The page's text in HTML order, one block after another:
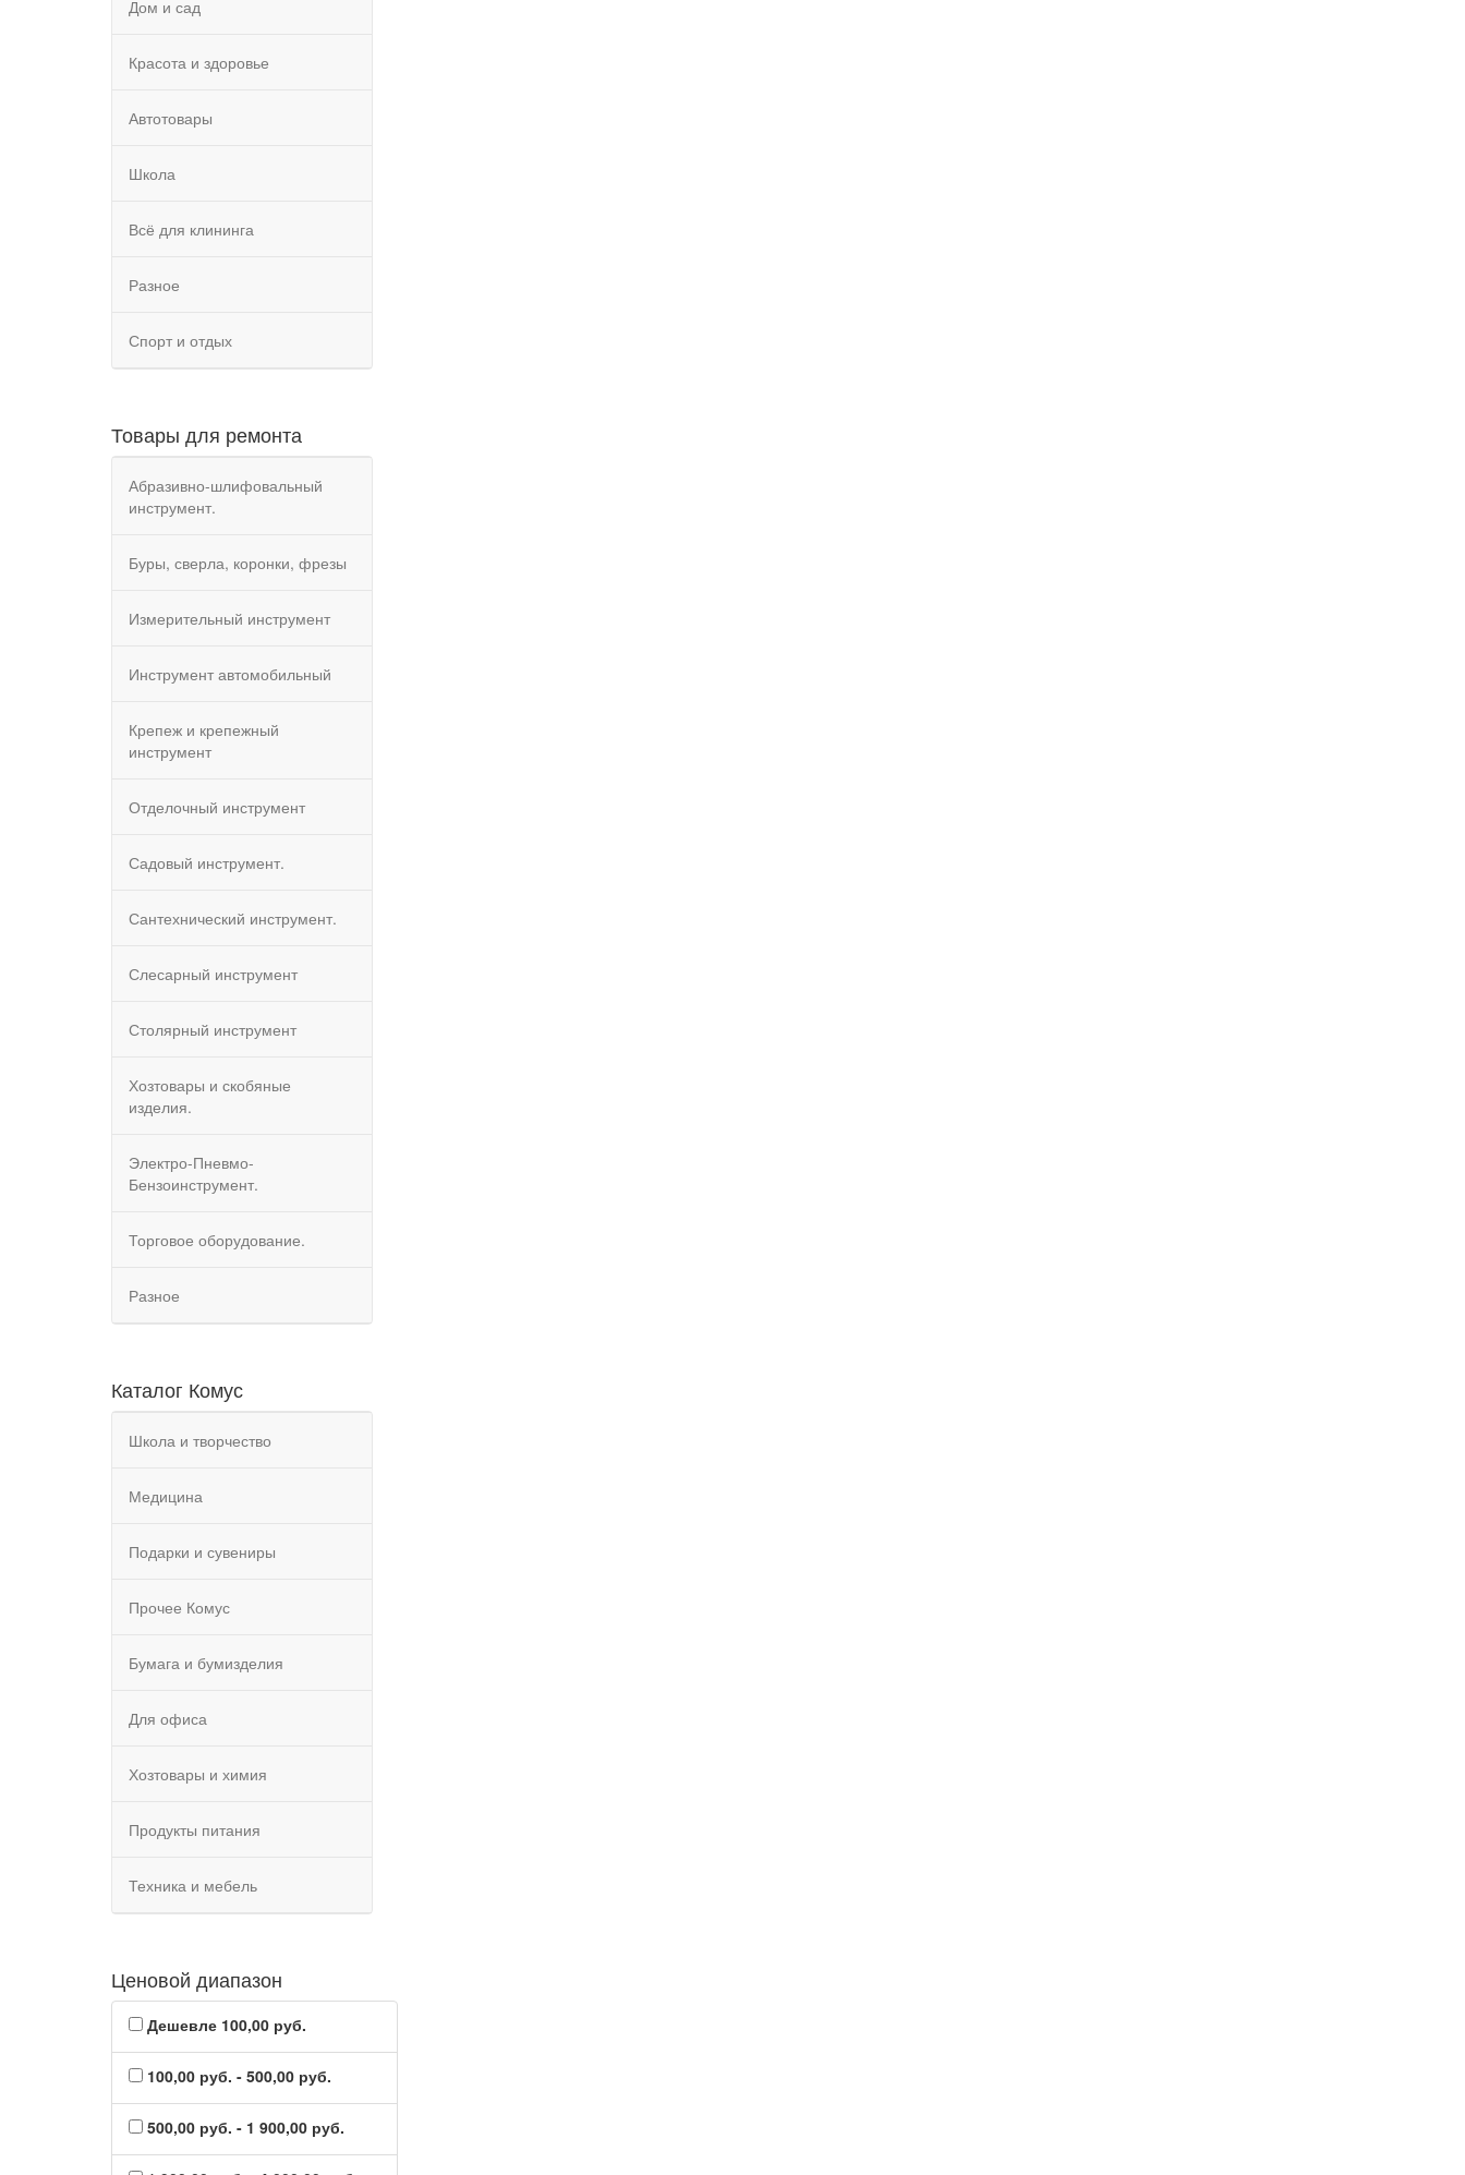
Дом и сад
Красота и здоровье
Автотовары
Школа
Всё для клининга
Разное
Спорт и отдых
Товары для ремонта
Абразивно-шлифовальный
инструмент.
Буры, сверла, коронки, фрезы
Измерительный инструмент
Инструмент автомобильный
Крепеж и крепежный
инструмент
Отделочный инструмент
Садовый инструмент.
Сантехнический инструмент.
Слесарный инструмент
Столярный инструмент
Хозтовары и скобяные
изделия.
Электро-Пневмо-
Бензоинструмент.
Торговое оборудование.
Разное
Каталог Комус
Школа и творчество
Медицина
Подарки и сувениры
Прочее Комус
Бумага и бумизделия
Для офиса
Хозтовары и химия
Продукты питания
Техника и мебель
Ценовой диапазон
Дешевле 100,00 руб.
100,00 руб. - 500,00 руб.
500,00 руб. - 1 900,00 руб.